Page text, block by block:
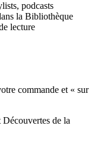
podcasts
la Bibliothèque
lecture
commande et « sur
de la